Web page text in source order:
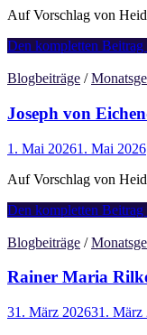
Auf Vorschlag von
Clara
Jahnke
Den kompletten Beitrag
Blogbeiträge /
Joseph von
1. Mai 20261. Mai 2026
Auf Vorschlag von
Joseph
Eichendorff
Den kompletten Beitrag
Blogbeiträge /
Rainer Maria
31. März 202631. März